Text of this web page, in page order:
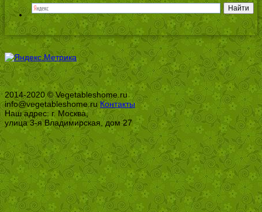
2014-2020 © Vegetableshome.ru
info@vegetableshome.ruКонтакты
Наш адрес: г. Москва,
улица 3-я Владимирская, дом 27